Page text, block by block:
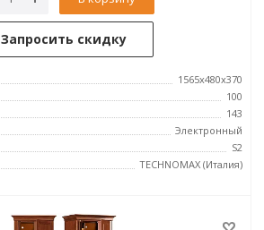
Запросить скидку
1565x480x370
100
143
Электронный
S2
TECHNOMAX (Италия)